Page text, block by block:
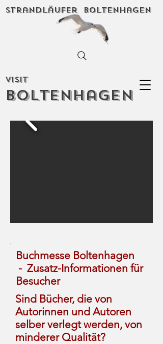
Visit
Boltenhagen
Strandläufer Boltenhagen
Buchmesse Boltenhagen
- Zusatz-Informationen für
Besucher
Sind Bücher, die von
Autorinnen und Autoren
selber verlegt werden, von
minderer Qualität?